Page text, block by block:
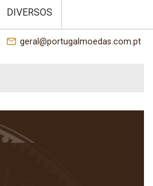
DIVERSOS
mail_outline geral@portugalmoedas.com.pt